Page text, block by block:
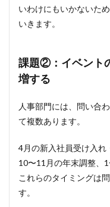
い合
わせ
が何
1.2
課題
ント
のた
社内
問い
合わ
せが
いわけにもいかないた
いきます。
課題②： イベント
増する
人事部門には、問い合
て複数あります。
4月の新入社員受け入れ
10〜11月の年末調整、
これらのタイミングは
す。